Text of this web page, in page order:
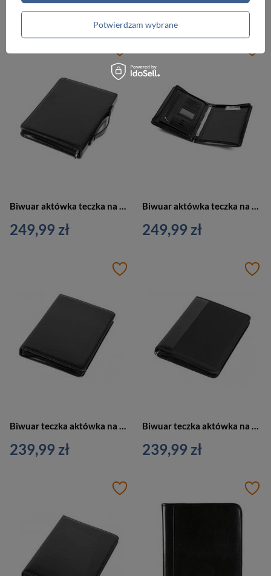
239,99 zł 239,99 zł
Biwuar aktówka teczka na dokumenty z rączką czarna Vip Collection AK-04N
249,99 zł
Biwuar aktówka teczka na dokumenty czarna Vip Collection AK-03N
249,99 zł
239,99 zł 239,99 zł
Potwierdzam wybrane